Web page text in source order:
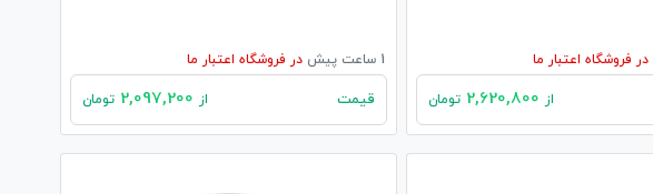
در فروشگاه اعتبار ما
از تومان
1 ساعت پیش در فروشگاه اعتبار ما
قیمت از تومان